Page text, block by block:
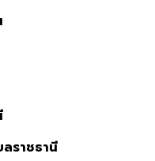
ราชธานี